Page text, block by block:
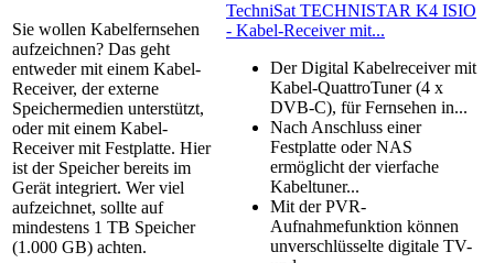
Sie wollen Kabelfernsehen
aufzeichnen? Das geht
entweder mit einem Kabel-
Receiver, der externe
Speichermedien unterstützt,
oder mit einem Kabel-
Receiver mit Festplatte. Hier
ist der Speicher bereits im
Gerät integriert. Wer viel
aufzeichnet, sollte auf
mindestens 1 TB Speicher
(1.000 GB) achten.
TechniSat TECHNISTAR K4 ISIO
- Kabel-Receiver mit...
Der Digital Kabelreceiver mit
Kabel-QuattroTuner (4 x
DVB-C), für Fernsehen in...
Nach Anschluss einer
Festplatte oder NAS
ermöglicht der vierfache
Kabeltuner...
Mit der PVR-
Aufnahmefunktion können
unverschlüsselte digitale TV-